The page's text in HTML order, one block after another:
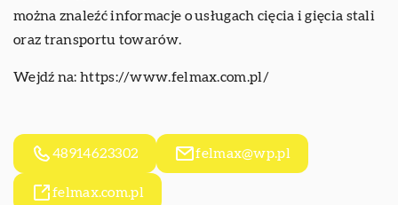
można znaleźć informacje o usługach cięcia i gięcia stali
oraz transportu towarów.
Wejdź na: https://www.felmax.com.pl/
48914623302 felmax@wp.pl
felmax.com.pl